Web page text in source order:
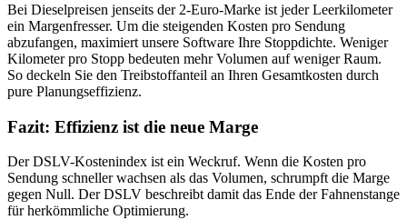
Bei Dieselpreisen jenseits der 2-Euro-Marke ist jeder Leerkilometer
ein Margenfresser. Um die steigenden Kosten pro Sendung
abzufangen, maximiert unsere Software Ihre Stoppdichte. Weniger
Kilometer pro Stopp bedeuten mehr Volumen auf weniger Raum.
So deckeln Sie den Treibstoffanteil an Ihren Gesamtkosten durch
pure Planungseffizienz.
Fazit: Effizienz ist die neue Marge
Der DSLV-Kostenindex ist ein Weckruf. Wenn die Kosten pro
Sendung schneller wachsen als das Volumen, schrumpft die Marge
gegen Null. Der DSLV beschreibt damit das Ende der Fahnenstange
für herkömmliche Optimierung.